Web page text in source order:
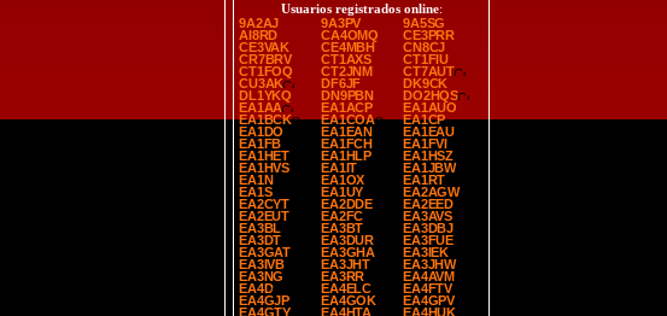
Usuarios registrados online:
9A2AJ
9A3PV
9A5SG
AI8RD
CA4OMQ
CE3PRR
CE3VAK
CE4MBH
CN8CJ
CR7BRV
CT1AXS
CT1FIU
CT1FOQ
CT2JNM
CT7AUT
CU3AK
DF6JF
DK9CK
DL1YKQ
DN9PBN
DO2HQS
EA1AA
EA1ACP
EA1AUO
EA1BCK
EA1COA
EA1CP
EA1DO
EA1EAN
EA1EAU
EA1FB
EA1FCH
EA1FVI
EA1HET
EA1HLP
EA1HSZ
EA1HVS
EA1IT
EA1JBW
EA1N
EA1OX
EA1RT
EA1S
EA1UY
EA2AGW
EA2CYT
EA2DDE
EA2EED
EA2EUT
EA2FC
EA3AVS
EA3BL
EA3BT
EA3DBJ
EA3DT
EA3DUR
EA3FUE
EA3GAT
EA3GHA
EA3IEK
EA3IVB
EA3JHT
EA3JHW
EA3NG
EA3RR
EA4AVM
EA4D
EA4ELC
EA4FTV
EA4GJP
EA4GOK
EA4GPV
EA4GTY
EA4HTA
EA4HUK